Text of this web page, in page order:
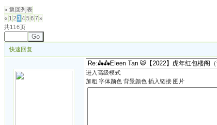
« 返回列表
« 1 2 345 6 7 »
共116页
Go
快速回复
进入高级模式
加粗 字体颜色 背景颜色 插入链接 图片